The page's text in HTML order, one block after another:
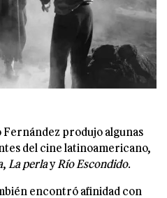
produjo algunas
del cine latinoamericano,
, La perlay Río Escondido.
encontró afinidad con